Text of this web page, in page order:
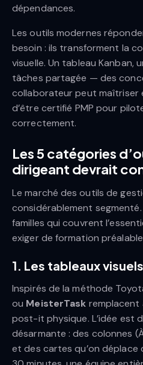
dépendances.
Les outils modernes
besoin : ils transforment la
visuelle. Un tableau Kanban,
tâches partagée — des
collaborateur peut maîtriser
d’être certifié PMP pour
correctement.
Les 5 catégories
dirigeant devrait
Le marché des outils de
considérablement
familles qui couvrent
exiger de formation
1. Les tableaux
Inspirés de la méthode
ou MeisterTask remplacent
post-it physique. L’idée est
désarmante : des colonnes
et des cartes qu’on déplace